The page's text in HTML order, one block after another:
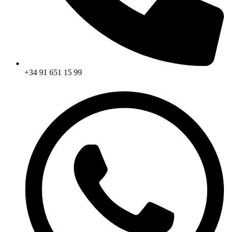
+34 91 651 15 99​​